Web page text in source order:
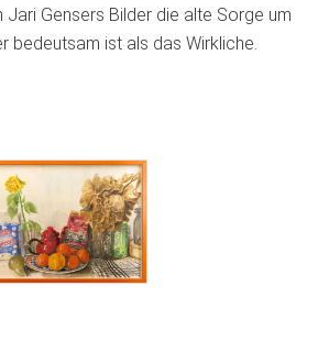
Gensers Bilder die alte Sorge um
bedeutsam ist als das Wirkliche.